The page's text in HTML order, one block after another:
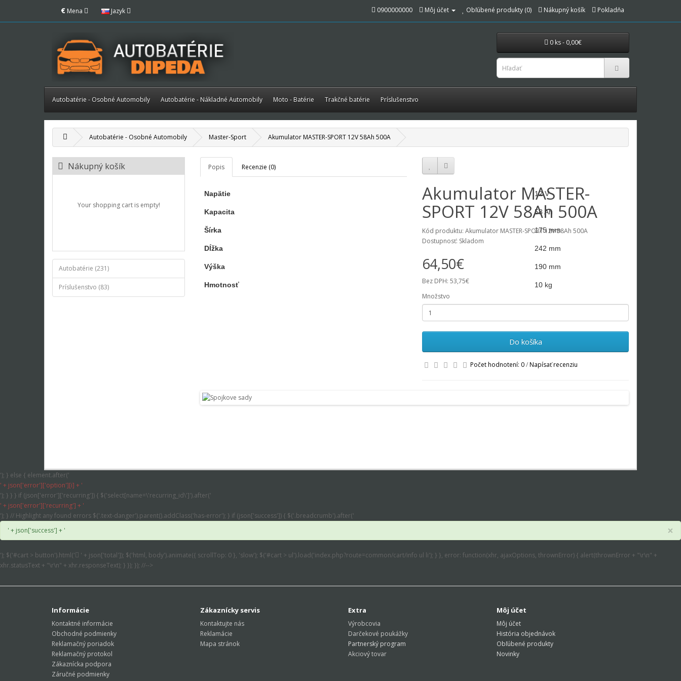
€ Mena Jazyk 0900000000 Môj účet Obľúbené produkty (0) Nákupný košík Pokladňa
0 ks - 0,00€
Autobatérie - Osobné Automobily Autobatérie - Nákladné Automobily Moto - Batérie Trakčné batérie Príslušenstvo
Autobatérie - Osobné Automobily Master-Sport Akumulator MASTER-SPORT 12V 58Ah 500A
Nákupný košík
Your shopping cart is empty!
Autobatérie (231)
Príslušenstvo (83)
Popis Recenzie (0)
Napätie 12 V
Kapacita 58 Ah
Šírka 175 mm
Dĺžka 242 mm
Výška 190 mm
Hmotnosť 10 kg
Akumulator MASTER-
SPORT 12V 58Ah 500A
Kód produktu: Akumulator MASTER-SPORT 12V 58Ah 500A
Dostupnosť: Skladom
64,50€
Bez DPH: 53,75€
Množstvo
Do košíka
Počet hodnotení: 0/Napísať recenziu
'); } else { element.after('
' + json['error']['option'][i] + '
'); } } } if (json['error']['recurring']) { $('select[name=\'recurring_id\']').after('
' + json['error']['recurring'] + '
'); } // Highlight any found errors $('.text-danger').parent().addClass('has-error'); } if (json['success']) { $('.breadcrumb').after('
' + json['success'] + '
×
'); $('#cart > button').html('
' + json['total']); $('html, body').animate({ scrollTop: 0 }, 'slow'); $('#cart > ul').load('index.php?route=common/cart/info ul li'); } }, error: function(xhr, ajaxOptions, thrownError) { alert(thrownError + "\r\n" +
xhr.statusText + "\r\n" + xhr.responseText); } }); }); //-->
Informácie
Kontaktné informácie
Obchodné podmienky
Reklamačný poriadok
Reklamačný protokol
Zákaznícka podpora
Záručné podmienky
Zákaznícky servis
Kontaktujte nás
Reklamácie
Mapa stránok
Extra
Výrobcovia
Darčekové poukážky
Partnerský program
Akciový tovar
Môj účet
Môj účet
História objednávok
Obľúbené produkty
Novinky